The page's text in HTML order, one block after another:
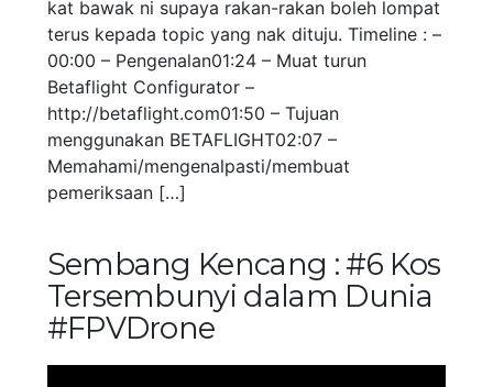
kat bawak ni supaya rakan-rakan boleh lompat
terus kepada topic yang nak dituju. Timeline : –
00:00 – Pengenalan01:24 – Muat turun
Betaflight Configurator –
http://betaflight.com01:50 – Tujuan
menggunakan BETAFLIGHT02:07 –
Memahami/mengenalpasti/membuat
pemeriksaan […]
Sembang Kencang : #6 Kos
Tersembunyi dalam Dunia
#FPVDrone